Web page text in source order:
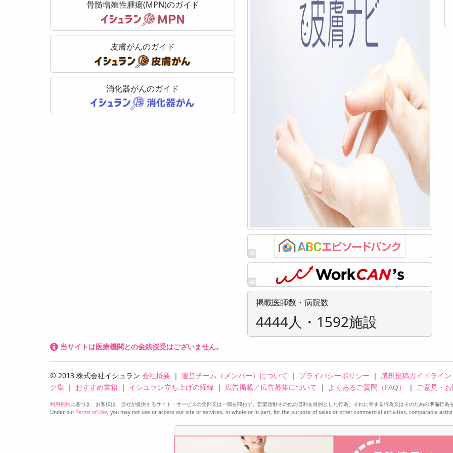
骨髄増殖性腫瘍(MPN)のガイド
皮膚がんのガイド
消化器がんのガイド
掲載医師数・病院数
4444人・1592施設
当サイトは医療機関との金銭授受はございません。
© 2013 株式会社イシュラン 会社概要 ｜ 運営チーム（メンバー）について ｜ プライバシーポリシー ｜ 感想投稿ガイドライン
ク集 ｜ おすすめ書籍 ｜ イシュラン立ち上げの経緯 ｜ 広告掲載／広告募集について ｜ よくあるご質問（FAQ） ｜ ご意見・
利用規約に基づき、お客様は、当社が提供するサイト・サービスの全部又は一部を問わず、営業活動その他の営利を目的とした行為、それに準ずる行為又はそのための準備行
Under our Terms of Use, you may not use or access our site or services, in whole or in part, for the purpose of sales or other commercial activities, comparable